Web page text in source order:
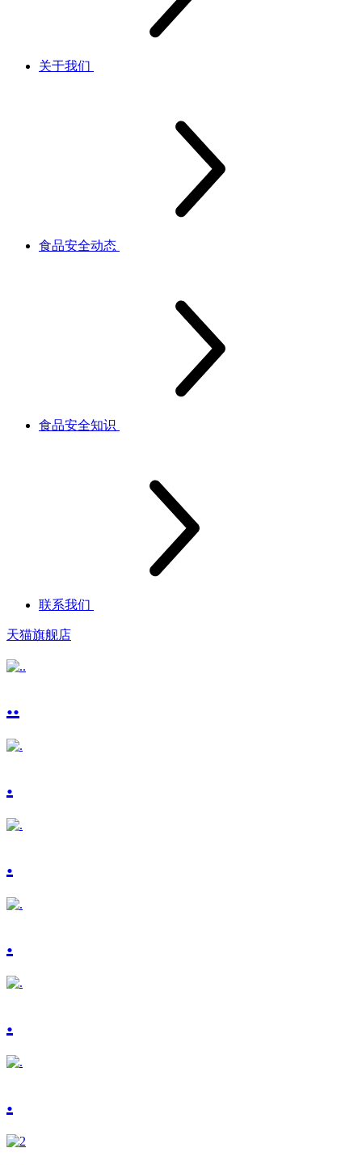
关于我们
食品安全动态
食品安全知识
联系我们
天猫旗舰店
..
.
.
.
.
.